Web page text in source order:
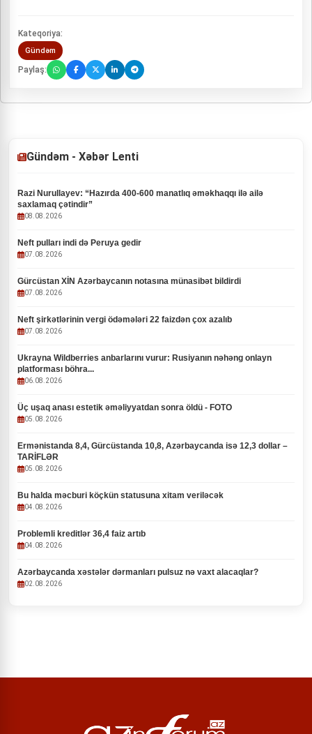
Kateqoriya:
Gündəm
Paylaş:
Gündəm - Xəbər Lenti
Razi Nurullayev: “Hazırda 400-600 manatlıq əməkhaqqı ilə ailə
saxlamaq çətindir”
08.08.2026
Neft pulları indi də Peruya gedir
07.08.2026
Gürcüstan XİN Azərbaycanın notasına münasibət bildirdi
07.08.2026
Neft şirkətlərinin vergi ödəmələri 22 faizdən çox azalıb
07.08.2026
Ukrayna Wildberries anbarlarını vurur: Rusiyanın nəhəng onlayn
platforması böhra...
06.08.2026
Üç uşaq anası estetik əməliyyatdan sonra öldü - FOTO
05.08.2026
Ermənistanda 8,4, Gürcüstanda 10,8, Azərbaycanda isə 12,3 dollar –
TARİFLƏR
05.08.2026
Bu halda məcburi köçkün statusuna xitam veriləcək
04.08.2026
Problemli kreditlər 36,4 faiz artıb
04.08.2026
Azərbaycanda xəstələr dərmanları pulsuz nə vaxt alacaqlar?
02.08.2026